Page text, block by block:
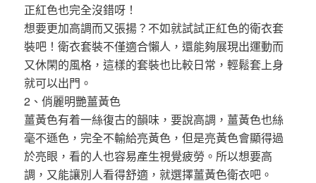
正紅色也完全沒錯呀！
想要更加高調而又張揚？不如就試試正紅色的衛衣套
裝吧！衛衣套裝不僅適合懶人，還能夠展現出運動而
又休閑的風格，這樣的套裝也比較日常，輕鬆套上身
就可以出門。
2、俏麗明艷薑黃色
薑黃色有着一絲復古的韻味，要說高調，薑黃色也絲
毫不遜色，完全不輸給亮黃色，但是亮黃色會顯得過
於亮眼，看的人也容易產生視覺疲勞。所以想要高
調，又能讓別人看得舒適，就選擇薑黃色衛衣吧。